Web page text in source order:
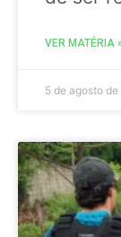
VER MATÉRIA
5 de agosto